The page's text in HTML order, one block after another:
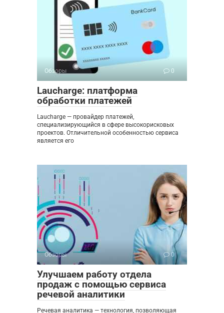
Обзоры 0
Laucharge: платформа
обработки платежей
Laucharge — провайдер платежей,
специализирующийся в сфере высокорисковых
проектов. Отличительной особенностью сервиса
является его
Обзоры 0
Улучшаем работу отдела
продаж с помощью сервиса
речевой аналитики
Речевая аналитика — технология, позволяющая